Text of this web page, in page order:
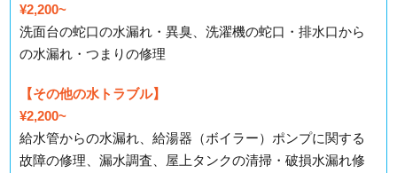
¥2,200~
洗面台の蛇口の水漏れ・異臭、洗濯機の蛇口・排水口から
の水漏れ・つまりの修理
【その他の水トラブル】
¥2,200~
給水管からの水漏れ、給湯器（ボイラー）ポンプに関する
故障の修理、漏水調査、屋上タンクの清掃・破損水漏れ修